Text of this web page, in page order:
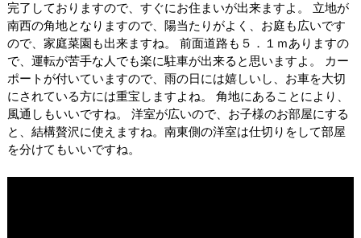
完了しておりますので、すぐにお住まいが出来ますよ。 立地が
南西の角地となりますので、陽当たりがよく、お庭も広いです
ので、家庭菜園も出来ますね。 前面道路も５．１ｍありますの
で、運転が苦手な人でも楽に駐車が出来ると思いますよ。 カー
ポートが付いていますので、雨の日には嬉しいし、お車を大切
にされている方には重宝しますよね。 角地にあることにより、
風通しもいいですね。 洋室が広いので、お子様のお部屋にする
と、結構贅沢に使えますね。南東側の洋室は仕切りをして部屋
を分けてもいいですね。